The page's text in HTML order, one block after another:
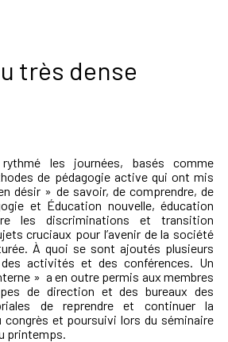
très dense
les journées, basés comme
de pédagogie active qui ont mis
désir » de savoir, de comprendre, de
et Éducation nouvelle, éducation
les discriminations et transition
cruciaux pour l’avenir de la société
À quoi se sont ajoutés plusieurs
activités et des conférences. Un
» a en outre permis aux membres
de direction et des bureaux des
de reprendre et continuer la
congrès et poursuivi lors du séminaire
printemps.